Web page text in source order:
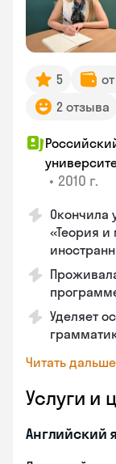
5
2 отзыва
• 2010 г.
Окончила
«Теория
Уделяет
Читать дальше
Услуги и
Английский